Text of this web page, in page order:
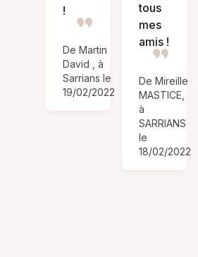
!
De Martin
David , à
Sarrians le
19/02/2022
tous
mes
amis !
De Mireille
MASTICE,
à
SARRIANS
le
18/02/2022